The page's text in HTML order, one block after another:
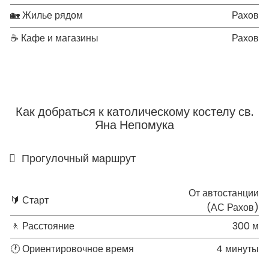
🏡 Жилье рядом
Рахов
☕ Кафе и магазины
Рахов
Как добраться к католическому костелу св.
Яна Непомука
Прогулочный маршрут
🔰 Старт
От автостанции
(АС Рахов)
🚶 Расстояние
300 м
🕐 Ориентировочное время
4 минуты